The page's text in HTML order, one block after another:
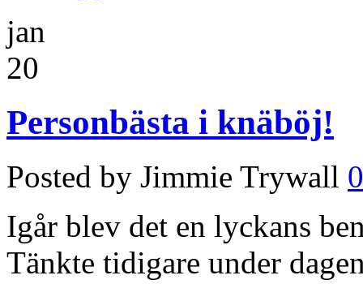
jan
20
Personbästa i knäböj!
Posted by Jimmie Trywall
Igår blev det en lyckans
Tänkte tidigare under